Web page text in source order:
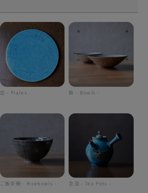
皿 - Plates - 鉢 - Bowls -
ご飯茶碗 - Ricebowls - 急須 - Tea Pots -